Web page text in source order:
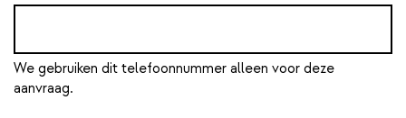
We gebruiken dit telefoonnummer alleen voor deze
aanvraag.